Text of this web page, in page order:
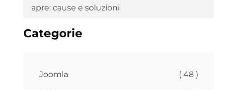
apre: cause e soluzioni
Categorie
Joomla ( 48 )